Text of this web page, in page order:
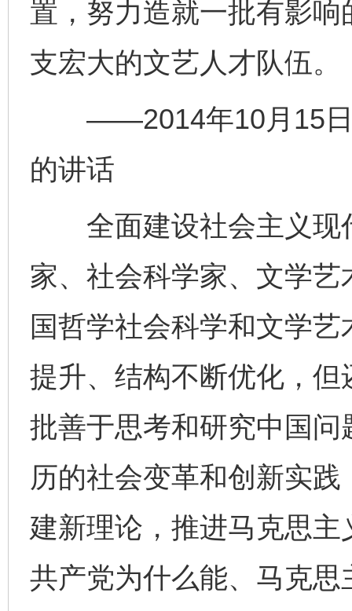
置，努力造就一批有影
支宏大的文艺人才队伍。
——2014年10月15日
的讲话
全面建设社会主义现
家、社会科学家、文学
国哲学社会科学和文学
提升、结构不断优化，
批善于思考和研究中国
历的社会变革和创新实
建新理论，推进马克思
共产党为什么能、马克